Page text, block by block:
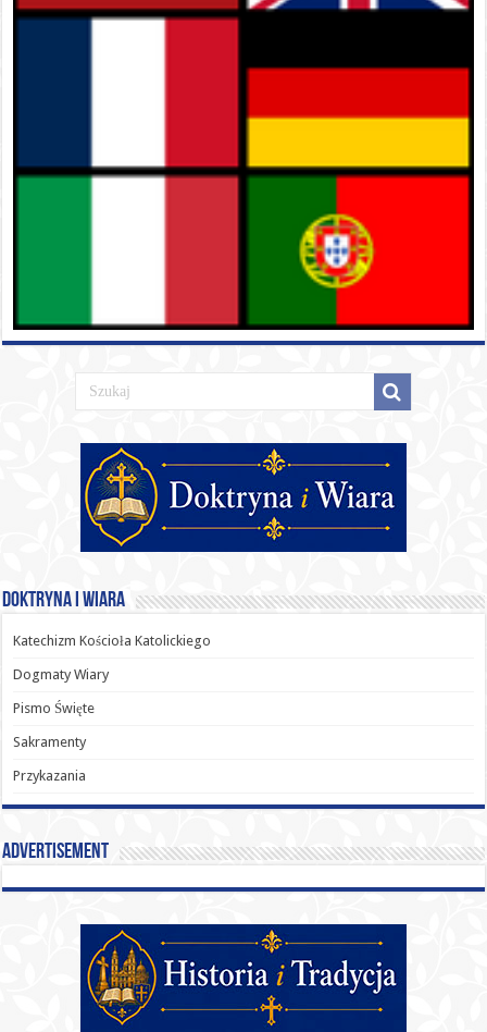
Doktryna i Wiara
Katechizm Kościoła Katolickiego
Dogmaty Wiary
Pismo Święte
Sakramenty
Przykazania
Advertisement